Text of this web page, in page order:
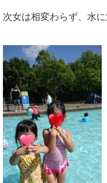
次女は相変わらず、水